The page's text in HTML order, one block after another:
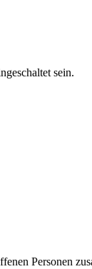
sein.
Personen